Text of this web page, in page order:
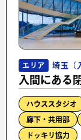
エリア 埼玉（
入間にある
ハウススタジオ
廊下・共用部
ドッキリ協力